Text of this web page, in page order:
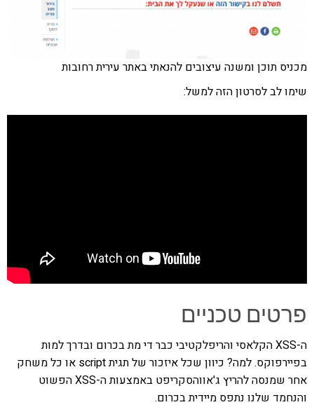
מכניס תוכן ומשנה עיצובים להנאתי באתר עירית רחובות
שימו לב לסרטון הזה למשל:
פרטים טכניים
ה-XSS הקלאסי והריפלקטיבי כבר די מת בכרום ובדרך למות
בפיירפוקס. למה? כיוון שכל איזכור של תגית script או כל משחק
אחר שמנסה להריץ ג'אווהסקריפט באמצעות ה-XSS הפשוט
והנחמד שלנו נתפס מיידית בכרום.